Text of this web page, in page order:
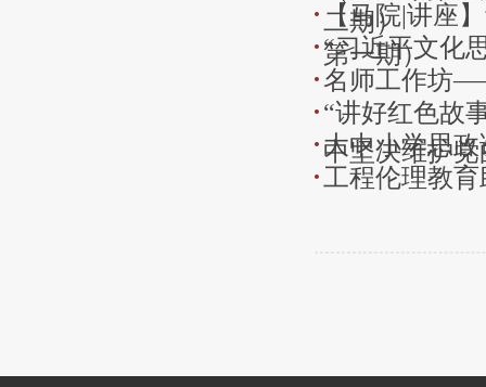
二期）
【马院|讲座
第一期）
“习近平文化
名师工作坊
“讲好红色故
中坚决维护
大中小学思
工程伦理教